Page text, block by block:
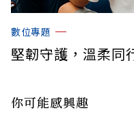
數位專題
堅韌守護，溫柔同
你可能感興趣